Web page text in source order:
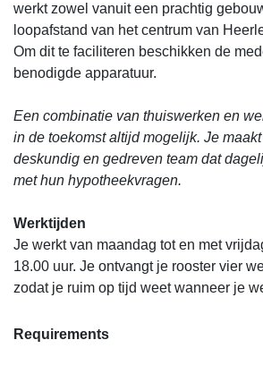
werkt zowel vanuit een prachtig
loopafstand van het centrum van
Om dit te faciliteren beschikken de
benodigde apparatuur.
Een combinatie van thuiswerken en
in de toekomst altijd mogelijk. Je
deskundig en gedreven team dat
met hun hypotheekvragen.
Werktijden
Je werkt van maandag tot en met
18.00 uur. Je ontvangt je rooster vier
zodat je ruim op tijd weet wanneer je
Requirements